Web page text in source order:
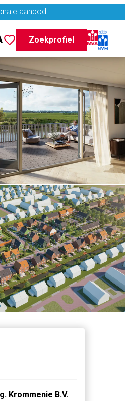
aanbod
Zoekprofiel
Krommenie B.V.